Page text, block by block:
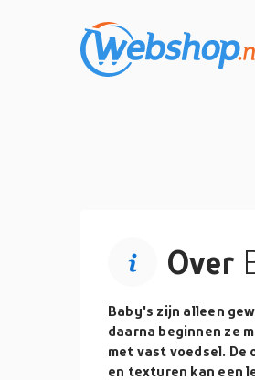
Over
Baby's zijn alleen
daarna beginnen ze
met vast voedsel. De
en texturen kan een